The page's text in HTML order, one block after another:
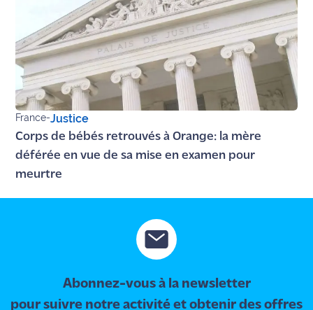
Devenir
annonceur
Recrutement
Mention
légales
Conditions
France-Justice
Corps de bébés retrouvés à Orange: la mère
déférée en vue de sa mise en examen pour
meurtre
Abonnez-vous à la newsletter
pour suivre notre activité et obtenir des offres